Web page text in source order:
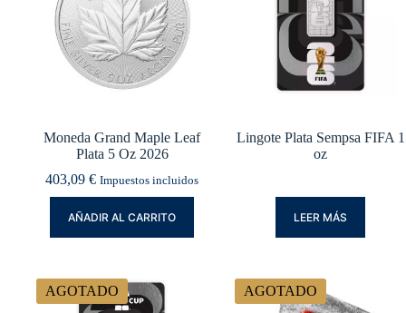
Moneda Grand Maple Leaf
Plata 5 Oz 2026
403,09 € Impuestos incluidos
AÑADIR AL CARRITO
Lingote Plata Sempsa FIFA 1
oz
LEER MÁS
AGOTADO AGOTADO